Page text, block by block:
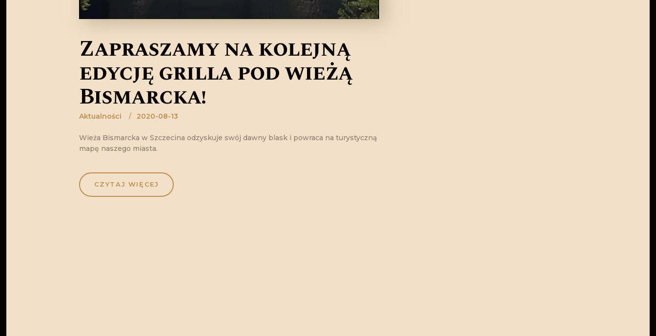
Zapraszamy na kolejną
edycję grilla pod wieżą
Bismarcka!
Aktualności 2020-08-13
Wieża Bismarcka w Szczecina odzyskuje swój dawny blask i powraca na turystyczną
mapę naszego miasta.
CZYTAJ WIĘCEJ